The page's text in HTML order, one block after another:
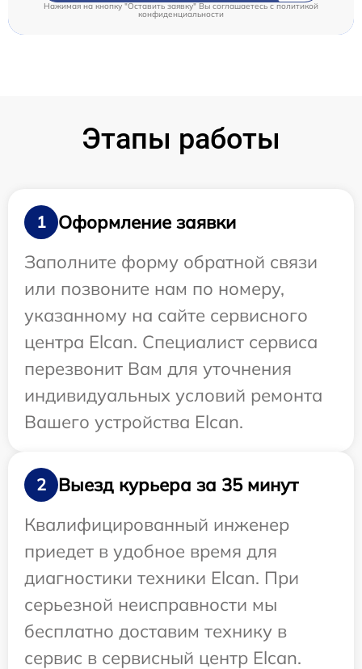
Нажимая на кнопку "Оставить заявку" Вы соглашаетесь c политикой
конфиденциальности
Этапы работы
1
Оформление заявки
Заполните форму обратной связи
или позвоните нам по номеру,
указанному на сайте сервисного
центра Elcan. Специалист сервиса
перезвонит Вам для уточнения
индивидуальных условий ремонта
Вашего устройства Elcan.
2
Выезд курьера за 35 минут
Квалифицированный инженер
приедет в удобное время для
диагностики техники Elcan. При
серьезной неисправности мы
бесплатно доставим технику в
сервис в сервисный центр Elcan.